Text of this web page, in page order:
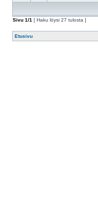
Sivu 1/1 [ Haku löysi 27 tulosta ]
Etusivu